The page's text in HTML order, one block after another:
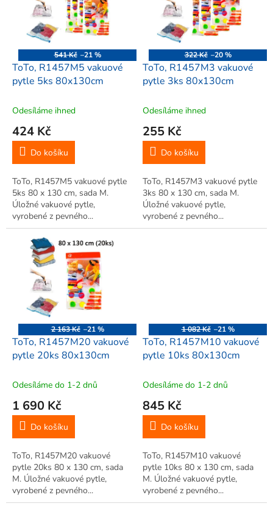
d
541 Kč –21 %
ToTo, R1457M5 vakuové
pytle 5ks 80x130cm
Odesíláme ihned
424 Kč
Do košíku
ToTo, R1457M5 vakuové pytle
5ks 80 x 130 cm, sada M.
Úložné vakuové pytle,
vyrobené z pevného...
322 Kč –20 %
ToTo, R1457M3 vakuové
pytle 3ks 80x130cm
Odesíláme ihned
255 Kč
Do košíku
ToTo, R1457M3 vakuové pytle
3ks 80 x 130 cm, sada M.
Úložné vakuové pytle,
vyrobené z pevného...
2 163 Kč –21 %
ToTo, R1457M20 vakuové
pytle 20ks 80x130cm
Odesíláme do 1-2 dnů
1 690 Kč
Do košíku
ToTo, R1457M20 vakuové
pytle 20ks 80 x 130 cm, sada
M. Úložné vakuové pytle,
vyrobené z pevného...
1 082 Kč –21 %
ToTo, R1457M10 vakuové
pytle 10ks 80x130cm
Odesíláme do 1-2 dnů
845 Kč
Do košíku
ToTo, R1457M10 vakuové
pytle 10ks 80 x 130 cm, sada
M. Úložné vakuové pytle,
vyrobené z pevného...